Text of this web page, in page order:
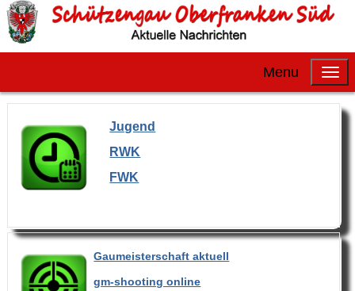
Menu
Jugend
RWK
FWK
Gaumeisterschaft aktuell
gm-shooting online